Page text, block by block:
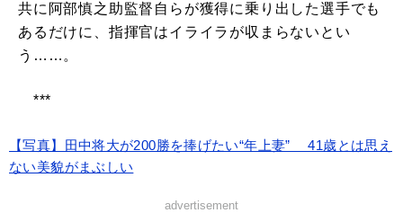
共に阿部慎之助監督自らが獲得に乗り出した選手でも
あるだけに、指揮官はイライラが収まらないとい
う……。
***
【写真】田中将大が200勝を捧げたい“年上妻” 41歳とは思え
ない美貌がまぶしい
advertisement